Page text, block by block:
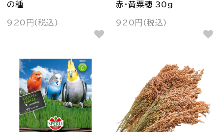
の種
920円(税込)
赤・黄粟穂 30g
920円(税込)